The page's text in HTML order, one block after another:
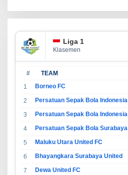
Liga 1
Klasemen
# TEAM
1 Borneo FC
2
3
4
Persatuan Sepak Bola Surabaya
5
Maluku Utara United FC
6
Bhayangkara Surabaya United
7
Dewa United FC